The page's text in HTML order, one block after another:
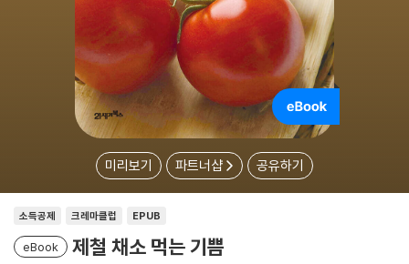
미리보기 파트너샵 공유하기
소득공제 크레마클럽 EPUB
eBook 제철 채소 먹는 기쁨